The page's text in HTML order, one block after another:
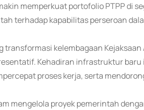
memperkuat portofolio PTPP di
terhadap kapabilitas perseroan
kelembagaan Kejaksaan
Kehadiran infrastruktur baru
proses kerja, serta
mengelola proyek pemerintah